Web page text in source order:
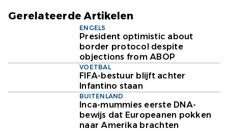
Gerelateerde Artikelen
ENGELS
President optimistic about
border protocol despite
objections from ABOP
VOETBAL
FIFA-bestuur blijft achter
Infantino staan
BUITENLAND
Inca-mummies eerste DNA-
bewijs dat Europeanen pokken
naar Amerika brachten